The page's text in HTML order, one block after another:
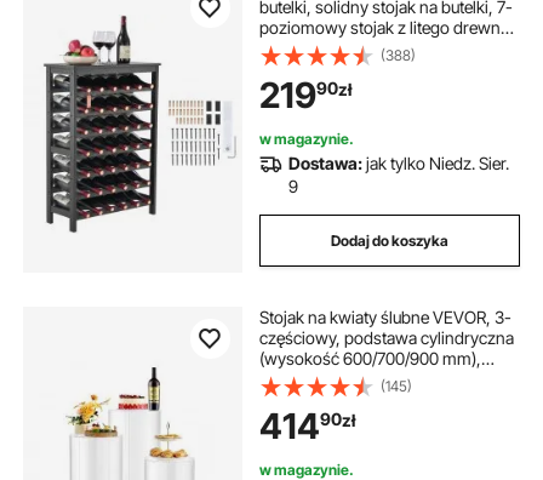
butelki, solidny stojak na butelki, 7-
poziomowy stojak z litego drewna
bambusowego, wolnostojący
stojak na wino, półki
antypoślizgowe do kuchni, baru i
piwnicy (czarny)
(388)
21990zł
w magazynie.
Dostawa:jak tylko Niedz. Sier.
9
Dodaj do koszyka
Stojak na kwiaty ślubne VEVOR, 3-
częściowy, podstawa cylindryczna
(wysokość 600/700/900 mm),
przezroczysta podstawa z
pokrywką akrylową, stojaki
cylindryczne na wesela, imprezy,
urodziny i jako dekoracja
(145)
41490zł
w magazynie.